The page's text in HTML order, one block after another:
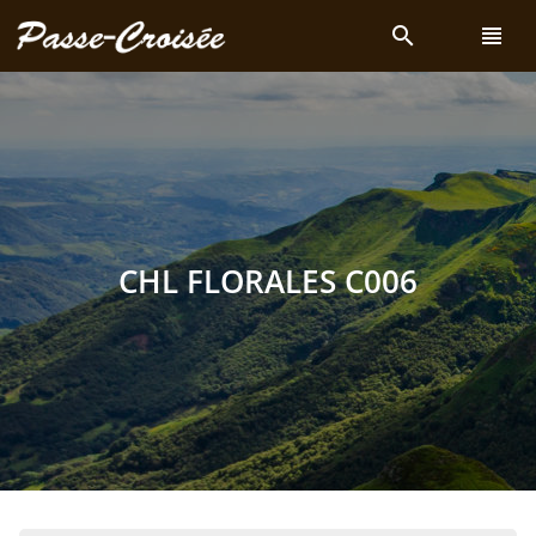
search view_headline
CHL FLORALES C006